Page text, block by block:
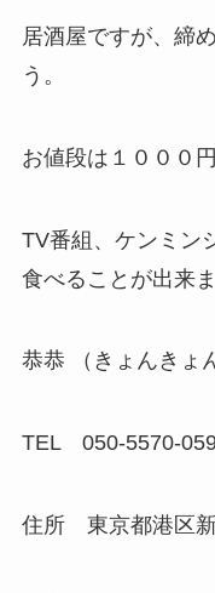
居酒屋ですが、締
う。
お値段は１０００円
TV番組、ケンミン
食べることが出来
恭恭 （きょんきょ
TEL 050-5570-
住所 東京都港区